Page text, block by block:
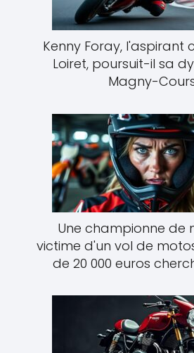
Kenny Foray, l'aspirant
Loiret, poursuit-il sa
Magny-
Une championne de
victime d'un vol de
de 20 000 euros